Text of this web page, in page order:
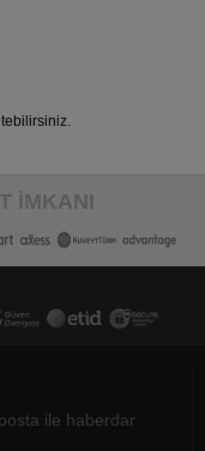
İMKANI
ile haberdar